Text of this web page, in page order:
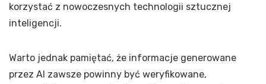
korzystać z nowoczesnych technologii sztucznej
inteligencji.
Warto jednak pamiętać, że informacje generowane
przez AI zawsze powinny być weryfikowane,